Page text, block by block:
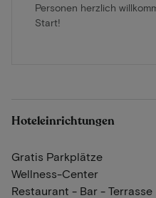
Personen herzlich
Start!
Hoteleinrichtungen
Gratis Parkplätze
Wellness-Center
Restaurant - Bar - Terrasse